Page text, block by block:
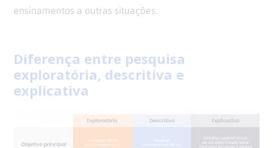
ensinamentos a outras situações.
Diferença entre pesquisa
exploratória, descritiva e
explicativa